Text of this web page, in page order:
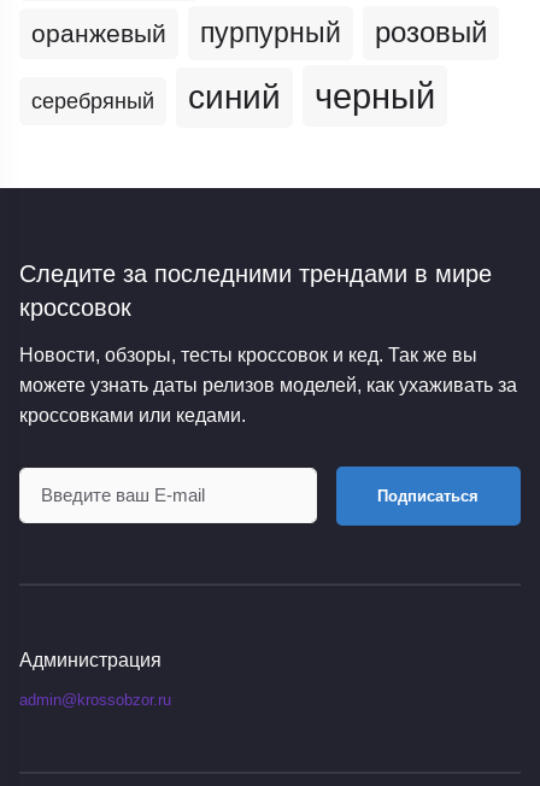
оранжевый пурпурный розовый
серебряный синий черный
Следите за последними трендами в мире
кроссовок
Новости, обзоры, тесты кроссовок и кед. Так же вы
можете узнать даты релизов моделей, как ухаживать за
кроссовками или кедами.
Подписаться
Администрация
admin@krossobzor.ru